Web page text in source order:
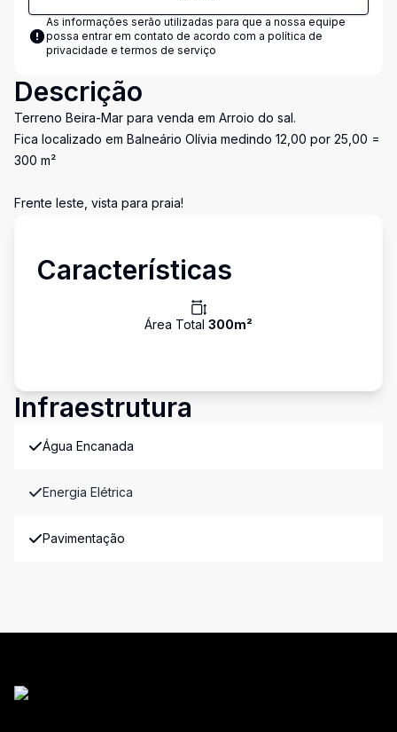
As informações serão utilizadas para que a nossa equipe
possa entrar em contato de acordo com a política de
privacidade e termos de serviço
Descrição
Terreno Beira-Mar para venda em Arroio do sal.
Fica localizado em Balneário Olívia medindo 12,00 por 25,00 =
300 m²
Frente leste, vista para praia!
Características
Área Total 300m²
Infraestrutura
Água Encanada
Energia Elétrica
Pavimentação